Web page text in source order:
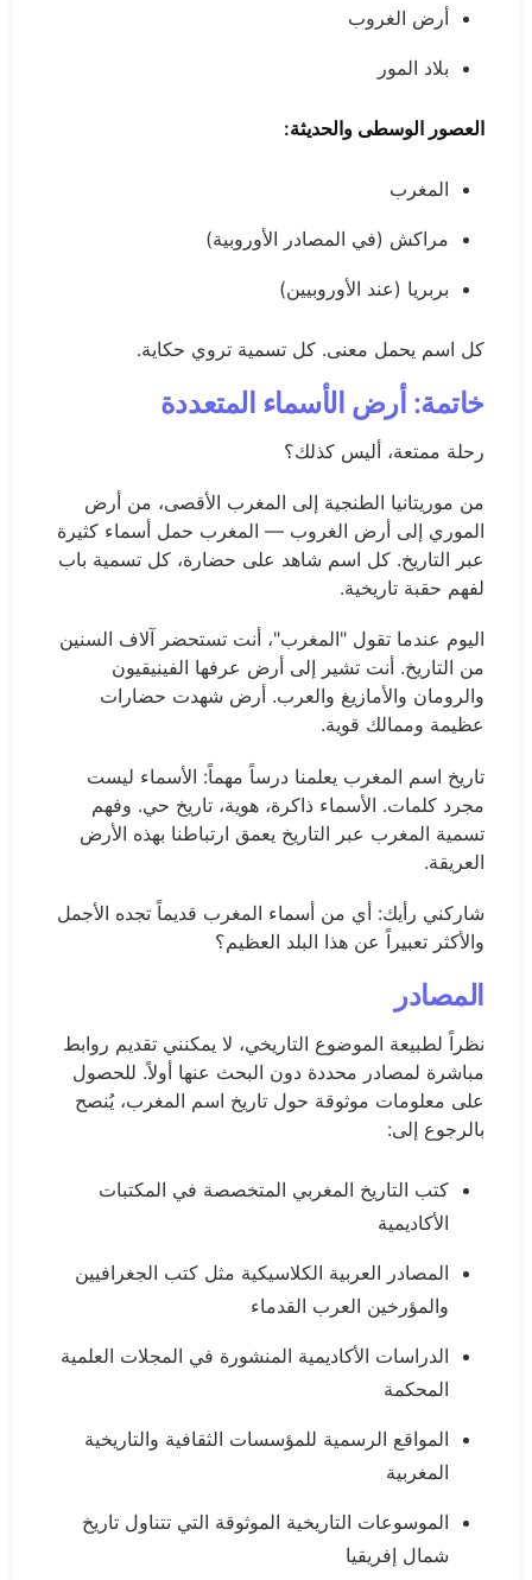
أرض الغروب
بلاد المور
العصور الوسطى والحديثة:
المغرب
مراكش (في المصادر الأوروبية)
بربريا (عند الأوروبيين)
كل اسم يحمل معنى. كل تسمية تروي حكاية.
خاتمة: أرض الأسماء المتعددة
رحلة ممتعة، أليس كذلك؟
من موريتانيا الطنجية إلى المغرب الأقصى، من أرض
الموري إلى أرض الغروب — المغرب حمل أسماء كثيرة
عبر التاريخ. كل اسم شاهد على حضارة، كل تسمية باب
لفهم حقبة تاريخية.
اليوم عندما تقول "المغرب"، أنت تستحضر آلاف السنين
من التاريخ. أنت تشير إلى أرض عرفها الفينيقيون
والرومان والأمازيغ والعرب. أرض شهدت حضارات
عظيمة وممالك قوية.
تاريخ اسم المغرب يعلمنا درساً مهماً: الأسماء ليست
مجرد كلمات. الأسماء ذاكرة، هوية، تاريخ حي. وفهم
تسمية المغرب عبر التاريخ يعمق ارتباطنا بهذه الأرض
العريقة.
شاركني رأيك: أي من أسماء المغرب قديماً تجده الأجمل
والأكثر تعبيراً عن هذا البلد العظيم؟
المصادر
نظراً لطبيعة الموضوع التاريخي، لا يمكنني تقديم روابط
مباشرة لمصادر محددة دون البحث عنها أولاً. للحصول
على معلومات موثوقة حول تاريخ اسم المغرب، يُنصح
بالرجوع إلى:
كتب التاريخ المغربي المتخصصة في المكتبات
الأكاديمية
المصادر العربية الكلاسيكية مثل كتب الجغرافيين
والمؤرخين العرب القدماء
الدراسات الأكاديمية المنشورة في المجلات العلمية
المحكمة
المواقع الرسمية للمؤسسات الثقافية والتاريخية
المغربية
الموسوعات التاريخية الموثوقة التي تتناول تاريخ
شمال إفريقيا